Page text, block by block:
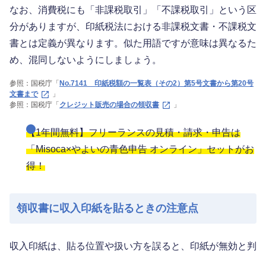
なお、消費税にも「非課税取引」「不課税取引」という区
分がありますが、印紙税法における非課税文書・不課税文
書とは定義が異なります。似た用語ですが意味は異なるた
め、混同しないようにしましょう。
参照：国税庁「 No.7141 印紙税額の一覧表（その2）第5号文書から第20号
文書まで
」
参照：国税庁「 クレジット販売の場合の領収書 」
【1年間無料】フリーランスの見積・請求・申告は
「Misoca×やよいの青色申告 オンライン」セットがお
得！
領収書に収入印紙を貼るときの注意点
収入印紙は、貼る位置や扱い方を誤ると、印紙が無効と判